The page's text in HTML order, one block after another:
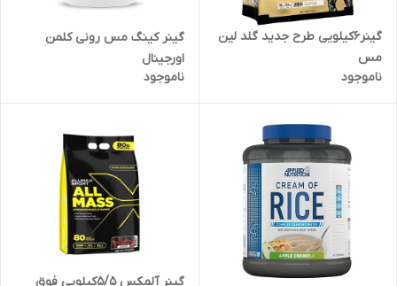
گینر۶کیلویی طرح جدید گلد لین
مس
ناموجود
گینر کینگ مس رونی کلمن
اورجینال
ناموجود
گینر آلمکس ۵/۵کیلویی فوق